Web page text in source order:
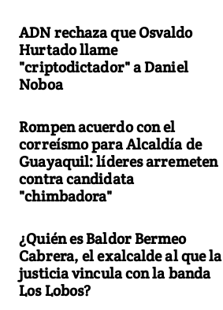
ADN rechaza que Osvaldo
Hurtado llame
"criptodictador" a Daniel
Noboa
Rompen acuerdo con el
correísmo para Alcaldía de
Guayaquil: líderes arremeten
contra candidata
"chimbadora"
¿Quién es Baldor Bermeo
Cabrera, el exalcalde al que la
justicia vincula con la banda
Los Lobos?